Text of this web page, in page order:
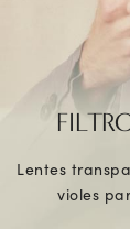
Lentes
violes